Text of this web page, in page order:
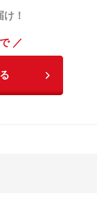
！
／